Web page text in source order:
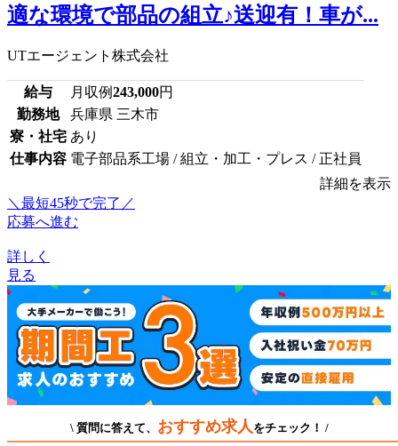
適な環境で部品の組立♪送迎有！車が...
UTエージェント株式会社
給与 月収例243,000円
勤務地
兵庫県 三木市
寮・社宅 あり
仕事内容 電子部品系工場 / 組立・加工・プレス / 正社員
詳細を表示
＼最短45秒で完了／
応募へ進む
詳しく
見る
\ 質問に答えて、 おすすめ求人 をチェック！ /